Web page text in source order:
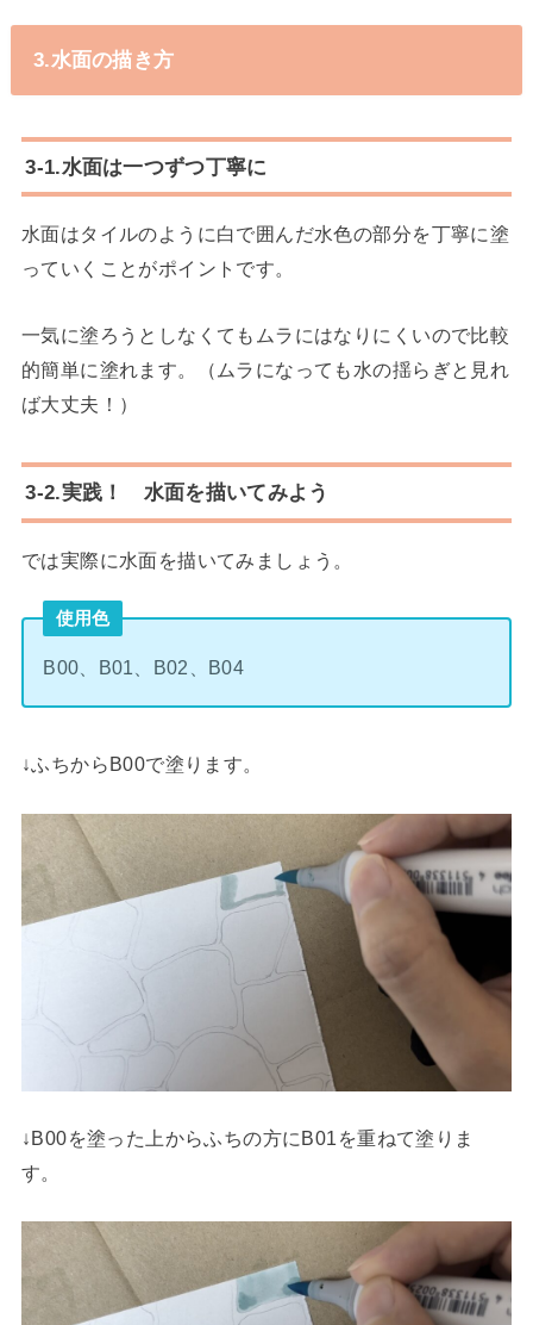
3.水面の描き方
3-1.水面は一つずつ丁寧に
水面はタイルのように白で囲んだ水色の部分を丁寧に塗
っていくことがポイントです。
一気に塗ろうとしなくてもムラにはなりにくいので比較
的簡単に塗れます。（ムラになっても水の揺らぎと見れ
ば大丈夫！）
3-2.実践！ 水面を描いてみよう
では実際に水面を描いてみましょう。
使用色
B00、B01、B02、B04
↓ふちからB00で塗ります。
↓B00を塗った上からふちの方にB01を重ねて塗りま
す。